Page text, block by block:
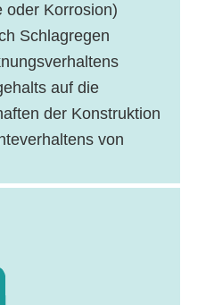
oder Korrosion)
Schlagregen
auf die
der Konstruktion
von